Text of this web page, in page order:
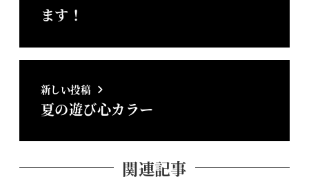
ます！
新しい投稿
夏の遊び心カラー
関連記事